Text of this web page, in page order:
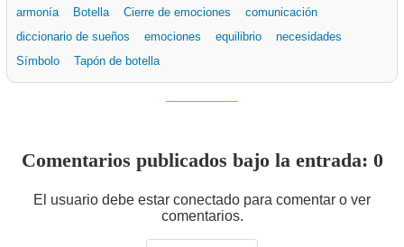
armonía Botella Cierre de emociones
comunicación
diccionario de sueños
emociones equilibrio
necesidades
Símbolo
Tapón de botella
Comentarios publicados bajo la entrada: 0
El usuario debe estar conectado para comentar o ver
comentarios.